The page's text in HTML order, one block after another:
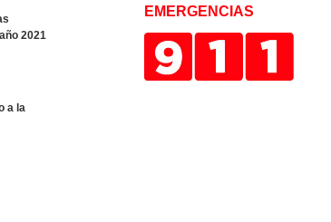
2021
a la
EMERGENCIAS